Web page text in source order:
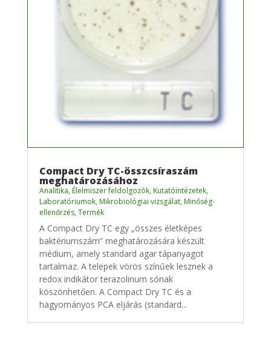
Compact Dry TC-összcsíraszám
meghatározásához
Analitika, Élelmiszer feldolgozók, Kutatóintézetek,
Laboratóriumok, Mikrobiológiai vizsgálat, Minőség-
ellenőrzés,Termék
A Compact Dry TC egy „összes életképes
baktériumszám” meghatározására készült
médium, amely standard agar tápanyagot
tartalmaz. A telepek vörös színűek lesznek a
redox indikátor terazolinum sónak
köszönhetően. A Compact Dry TC és a
hagyományos PCA eljárás (standard...